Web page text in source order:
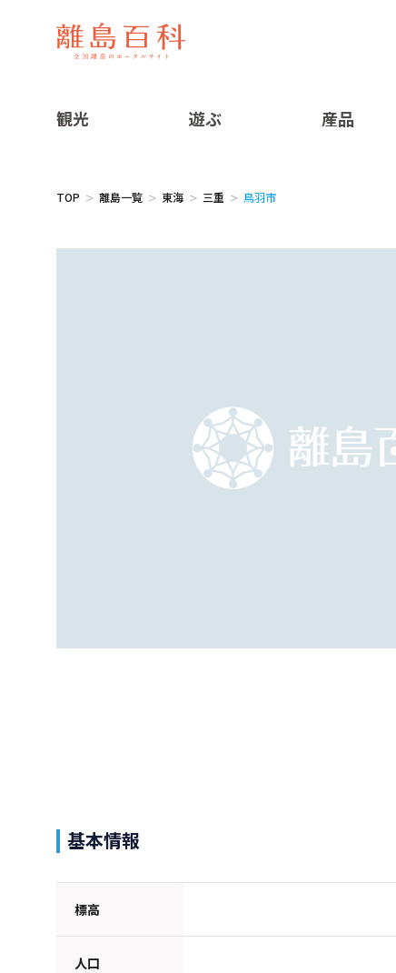
観光 遊ぶ 産品
TOP 離島一覧 東海 三重 鳥羽市
基本情報
標高
人口